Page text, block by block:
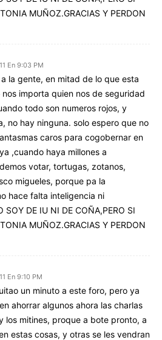
MUÑOZ.GRACIAS Y PERDON
En 9:03 PM
la gente, en mitad de lo que esta
importa quien nos de seguridad
todo son numeros rojos, y
no hay ninguna. solo espero que no
caros para cogobernar en
,cuando haya millones a
votar, tortugas, zotanos,
migueles, porque pa la
hace falta inteligencia ni
DE IU NI DE COÑA,PERO SI
MUÑOZ.GRACIAS Y PERDON
En 9:10 PM
un minuto a este foro, pero ya
ahorrar algunos ahora las charlas
los mitines, proque a bote pronto, a
estas cosas, y otras se les vendran